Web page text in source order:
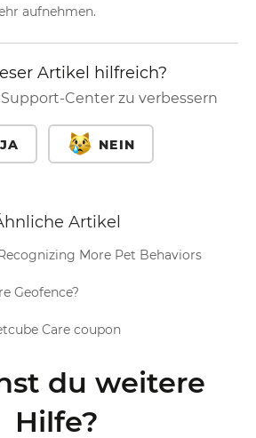
aufnehmen.
Artikel hilfreich?
Center zu verbessern
JA NEIN
Artikel
More Pet Behaviors
Geofence?
Care coupon
du weitere
Hilfe?